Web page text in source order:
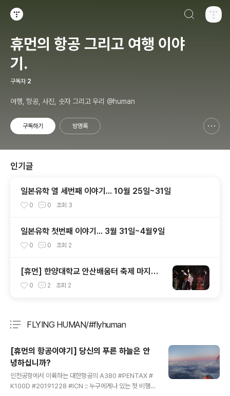
휴먼의 항공 그리고 여행 이야
기.
구독자 2
여행, 항공, 사진, 숫자 그리고 우리 @human
구독하기 방명록
인기글
일본유학 열 세번째 이야기... 10월 25일~31일
0 0 조회 3
일본유학 첫번째 이야기... 3월 31일~4월9일
0 0 조회 2
[휴먼] 한양대학교 안산배움터 축제 마지막
날...
0 2 조회 2
FLYING HUMAN/#flyhuman
[휴먼의 항공이야기] 당신의 푸른 하늘은 안
녕하십니까?
인천공항에서 이륙하는 대한항공의 A380 #PENTAX #
K100D #20191228 #ICN :: 누구에게나 있는 첫 비행의